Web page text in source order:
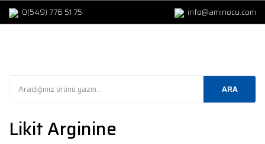
0(549) 776 51 75 info@aminocu.com
ARA
Likit Arginine